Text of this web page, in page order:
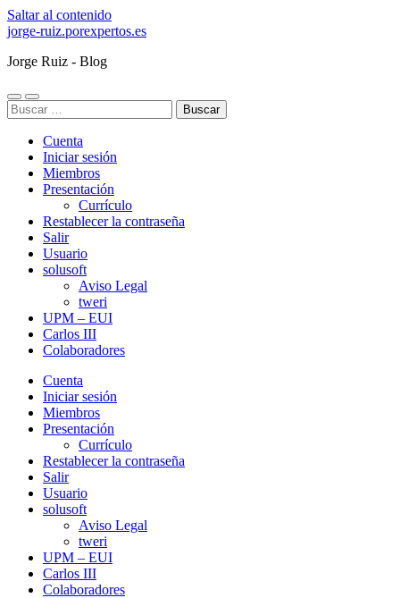
Saltar al contenido
jorge-ruiz.porexpertos.es
Jorge Ruiz - Blog
Alternar
el
móvil
Alternar
el
de
búsqueda
Buscar:
Cuenta
Iniciar sesión
Miembros
Presentación
Currículo
Restablecer la contraseña
Salir
Usuario
solusoft
Aviso Legal
tweri
UPM – EUI
Carlos III
Colaboradores
Cuenta
Iniciar sesión
Miembros
Presentación
Currículo
Restablecer la contraseña
Salir
Usuario
solusoft
Aviso Legal
tweri
UPM – EUI
Carlos III
Colaboradores